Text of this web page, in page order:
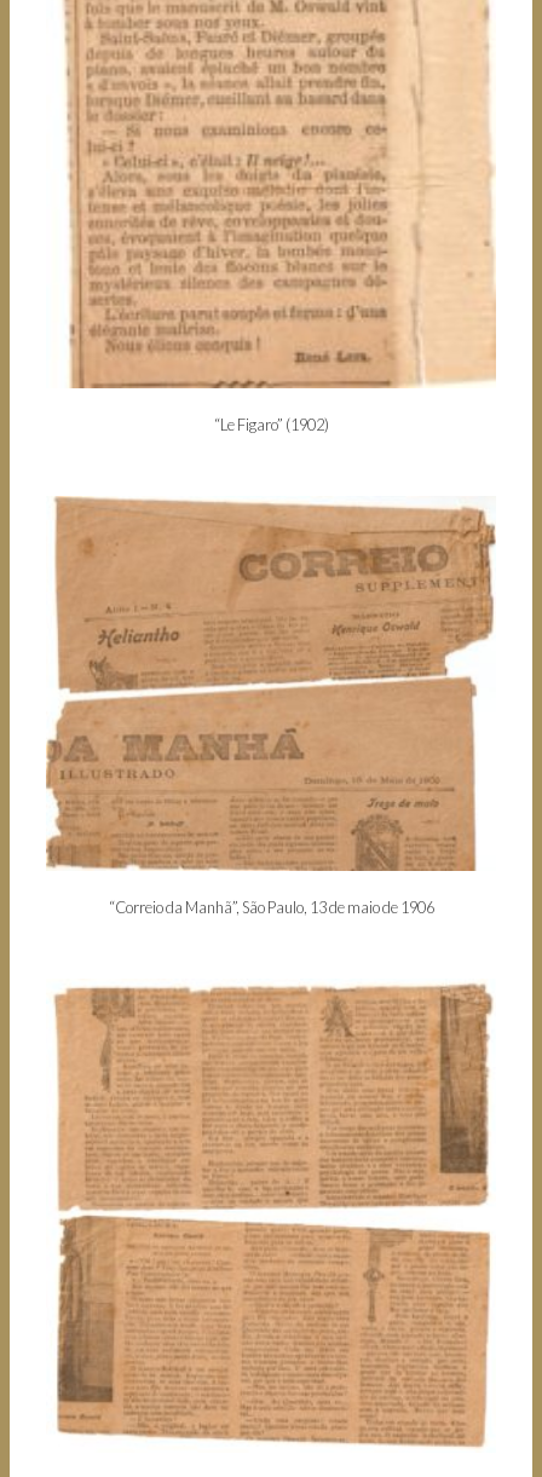
“Le Figaro” (1902)
“Correio da Manhã”, São Paulo, 13 de maio de 1906